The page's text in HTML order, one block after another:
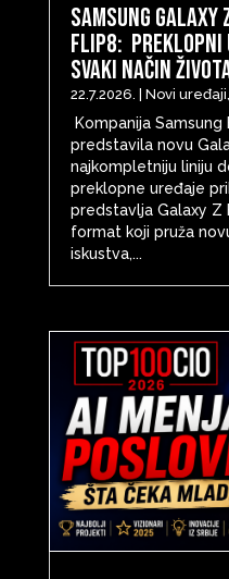
Samsung
Flip8: Preklopni
svaki način
22.7.2026. Novi uređaji
Kompanija
predstavila novu
najkompletniju liniju
preklopne uređaje
predstavlja Galaxy Z
format koji pruža
iskustva,...